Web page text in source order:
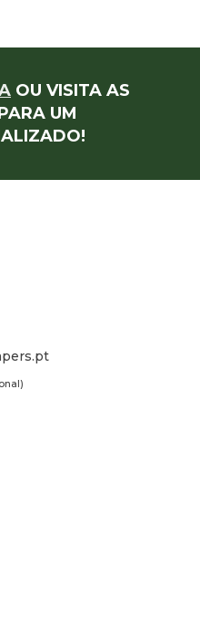
OU VISITA AS
UM